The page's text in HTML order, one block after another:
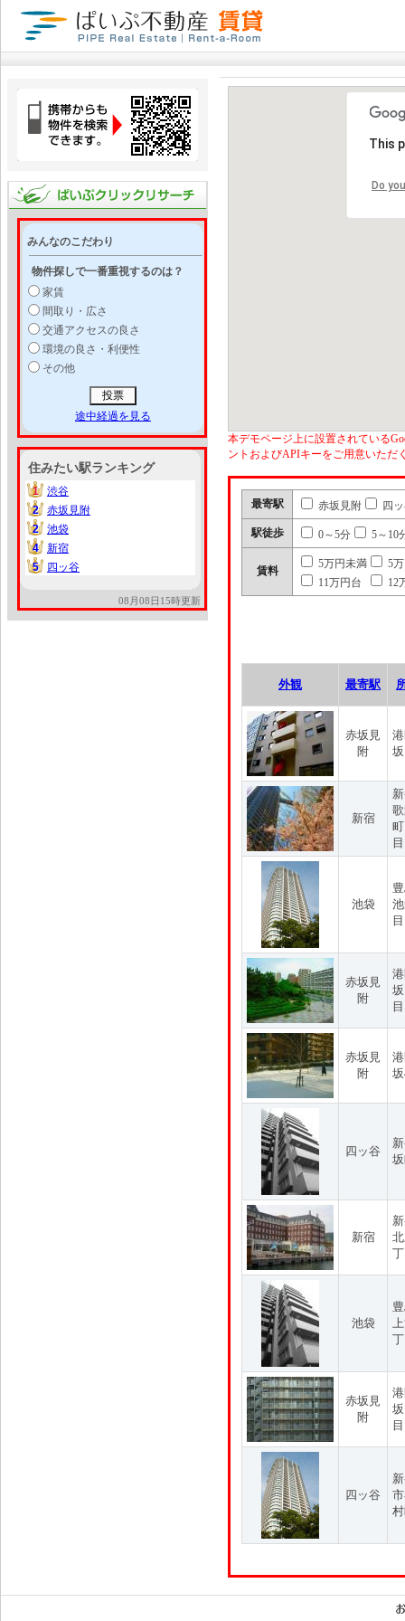
みんなのこだわり
物件探しで一番重視するのは？
家賃
間取り・広さ
交通アクセスの良さ
環境の良さ・利便性
その他
途中経過を見る
住みたい駅ランキング
1
1
渋谷
2
2
赤坂見附
2
2
池袋
4
4
新宿
5
5 四ッ谷
08月08日15時更新
This
Do
本デモページ上に設置されている
ントおよびAPIキーをご用意いただ
最寄駅 赤坂見附 四
駅徒歩 0～5分 5～10
賃料
5万円未満
5
11万円台
12
外観 最寄駅
赤坂見
附
新宿
目
池袋
目
赤坂見
附
目
赤坂見
附
四ッ谷
新宿
池袋
赤坂見
附
目
四ッ谷